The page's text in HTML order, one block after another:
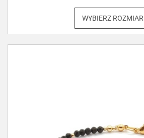
WYBIERZ ROZMIAR